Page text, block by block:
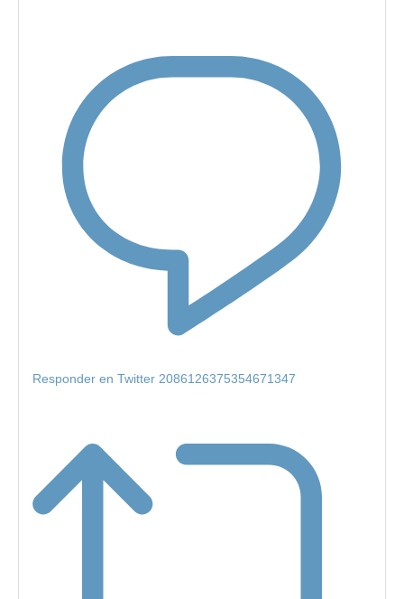
Responder en Twitter 2086126375354671347